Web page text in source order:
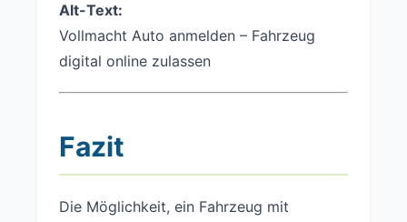
Alt-Text:
Vollmacht Auto anmelden – Fahrzeug
digital online zulassen
Fazit
Die Möglichkeit, ein Fahrzeug mit